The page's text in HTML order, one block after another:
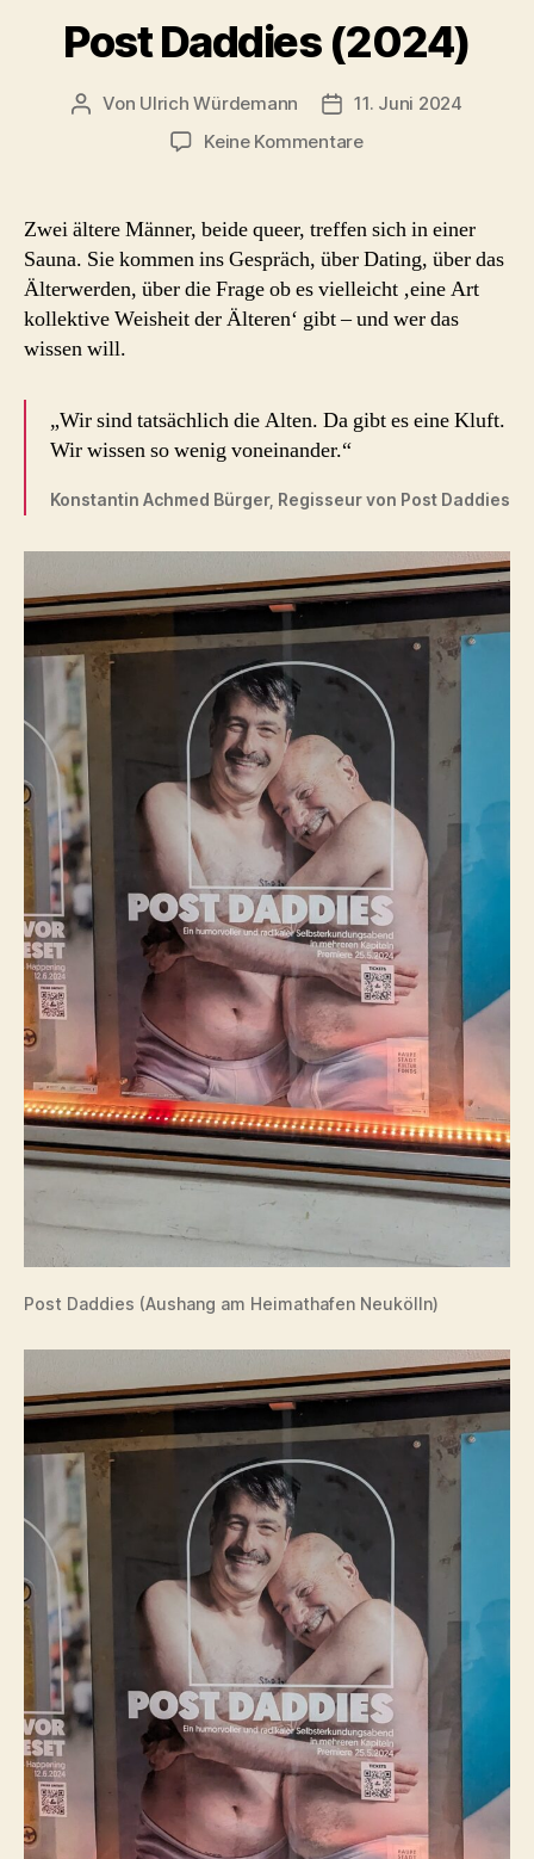
Post Daddies (2024)
Beitragsautor
Von Ulrich Würdemann Beitragsdatum
11. Juni 2024
Keine Kommentarezu
(2024)
Zwei ältere Männer, beide queer, treffen sich in einer
Sauna. Sie kommen ins Gespräch, über Dating, über das
Älterwerden, über die Frage ob es vielleicht ‚eine Art
kollektive Weisheit der Älteren‘ gibt – und wer das
wissen will.
„Wir sind tatsächlich die Alten. Da gibt es eine Kluft.
Wir wissen so wenig voneinander.“
Konstantin Achmed Bürger, Regisseur von Post Daddies
Post Daddies (Aushang am Heimathafen Neukölln)